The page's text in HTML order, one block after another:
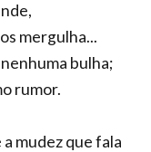
mergulha...
bulha;
rumor.
a mudez que fala